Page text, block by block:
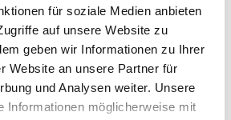
für soziale Medien anbieten
auf unsere Website zu
geben wir Informationen zu Ihrer
Website an unsere Partner für
und Analysen weiter. Unsere
Informationen möglicherweise mit
Passwort ein: